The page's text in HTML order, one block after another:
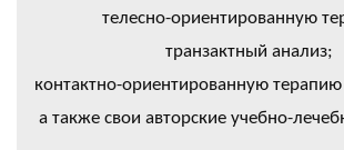
телесно-ориентированную
транзактный анализ;
контактно-ориентированную
а также свои авторские учебно-